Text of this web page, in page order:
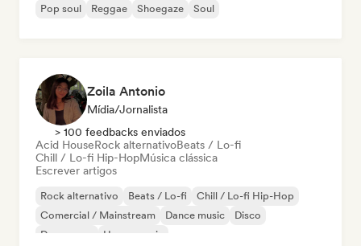
Pop soul
Reggae Shoegaze Soul
Zoila Antonio
Mídia/Jornalista
> 100 feedbacks enviados
Acid HouseRock alternativoBeats / Lo-fi
Chill / Lo-fi Hip-HopMúsica clássica
Escrever artigos
Rock alternativo Beats / Lo-fi
Chill / Lo-fi Hip-Hop
Comercial / Mainstream
Dance music
Disco
Dream pop
House music